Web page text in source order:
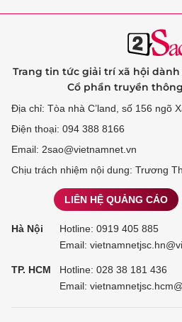
Trang tin tức giải trí xã hội
Cổ phần truyền
Địa chỉ: Tòa nhà C’land, số 156 ngõ
Điện thoại: 094 388 8166
Email: 2sao@vietnamnet.vn
Chịu trách nhiệm nội dung: Trương
LIÊN HỆ QUẢNG CÁO
Hà Nội Hotline: 0919 405 885
Email:
TP. HCM Hotline: 028 38 181 436
Email: